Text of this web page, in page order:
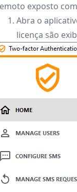
exposto
Abra o
licença são